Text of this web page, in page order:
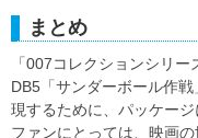
まとめ
「007コレクションシリ
DB5「サンダーボール作
現するために、パッケー
ファンにとっては、映画